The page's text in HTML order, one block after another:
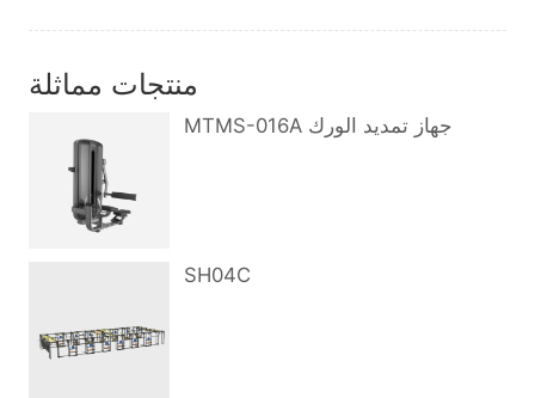
منتجات مماثلة
MTMS-016A جهاز تمديد الورك
SH04C